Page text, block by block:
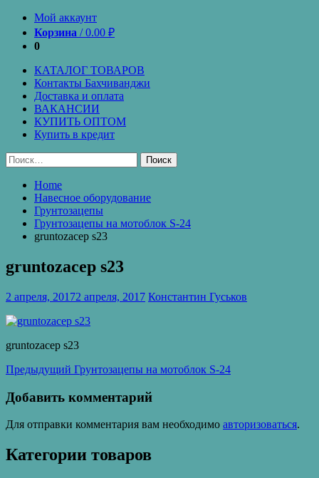
Мой аккаунт
Корзина /0.00 ₽
0
КАТАЛОГ ТОВАРОВ
Контакты Бахчиванджи
Доставка и оплата
ВАКАНСИИ
КУПИТЬ ОПТОМ
Купить в кредит
Найти:
Home
Навесное оборудование
Грунтозацепы
Грунтозацепы на мотоблок S-24
gruntozacep s23
gruntozacep s23
2 апреля, 20172 апреля, 2017 Константин Гуськов
gruntozacep s23
Навигация
по
записям
Предыдущий Предыдущая
Грунтозацепы на мотоблок S-24
Добавить комментарий
Для отправки комментария вам необходимо авторизоваться.
Категории товаров